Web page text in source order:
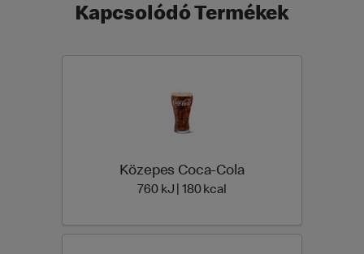
Kapcsolódó Termékek
Közepes Coca-Cola
760 kJ | 180 kcal